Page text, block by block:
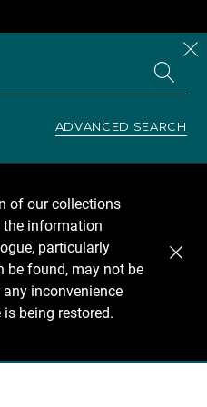
ADVANCED SEARCH
of our collections
the information
particularly
be found, may not be
inconvenience
being restored.